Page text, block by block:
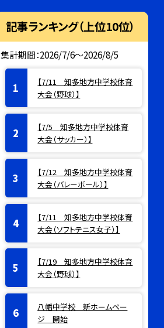
記事ランキング（上位10位）
集計期間：2026/7/6～2026/8/5
【7/11 知多地方中学校体育
大会（野球）】
【7/5 知多地方中学校体育
大会（サッカー）】
【7/12 知多地方中学校体育
大会（バレーボール）】
【7/11 知多地方中学校体育
大会（ソフトテニス女子）】
【7/19 知多地方中学校体育
大会（野球）】
八幡中学校 新ホームペー
ジ 開始